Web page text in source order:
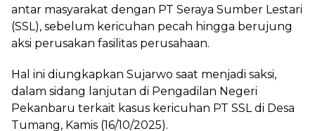
antar masyarakat dengan PT Seraya Sumber Lestari
(SSL), sebelum kericuhan pecah hingga berujung
aksi perusakan fasilitas perusahaan.
Hal ini diungkapkan Sujarwo saat menjadi saksi,
dalam sidang lanjutan di Pengadilan Negeri
Pekanbaru terkait kasus kericuhan PT SSL di Desa
Tumang, Kamis (16/10/2025).